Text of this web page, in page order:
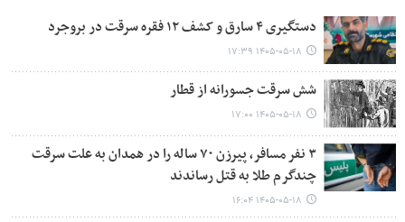
دستگیری ۴ سارق و کشف ۱۲ فقره سرقت در بروجرد
۱۴۰۵-۰۵-۱۸ ۱۷:۳۹
شش سرقت جسورانه از قطار
۱۴۰۵-۰۵-۱۸ ۱۷:۰۰
۳ نفر مسافر، پیرزن ۷۰ ساله را در همدان به علت سرقت
چندگرم طلا به قتل رساندند
۱۴۰۵-۰۵-۱۸ ۱۶:۰۴